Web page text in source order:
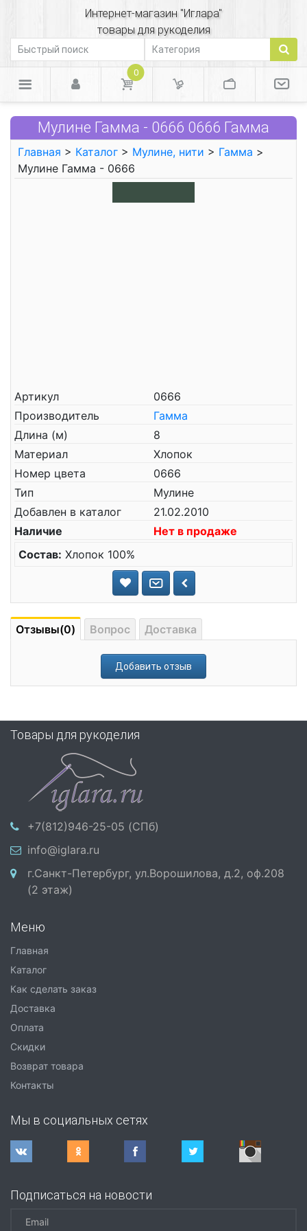
Интернет-магазин "Иглара"
товары для рукоделия
0
Мулине Гамма - 0666 0666 Гамма
Главная > Каталог > Мулине, нити > Гамма >
Мулине Гамма - 0666
Артикул
0666
Производитель
Гамма
Длина (м)
8
Материал
Хлопок
Номер цвета
0666
Тип
Мулине
Добавлен в каталог
21.02.2010
Наличие
Нет в продаже
Состав: Хлопок 100%
Отзывы(0) Вопрос Доставка
Добавить отзыв
Товары для рукоделия
+7(812)946-25-05 (СПб)
info@iglara.ru
г.Санкт-Петербург, ул.Ворошилова, д.2, оф.208
(2 этаж)
Меню
Главная
Каталог
Как сделать заказ
Доставка
Оплата
Скидки
Возврат товара
Контакты
Мы в социальных сетях
Подписаться на новости